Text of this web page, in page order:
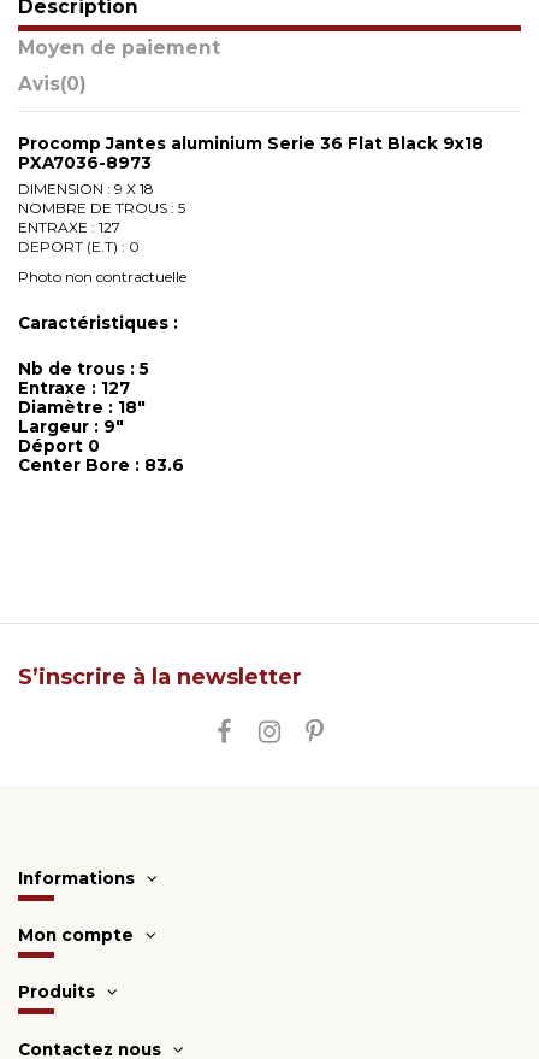
Description
Moyen de paiement
Avis(0)
Procomp Jantes aluminium Serie 36 Flat Black 9x18
PXA7036-8973
DIMENSION : 9 X 18
NOMBRE DE TROUS : 5
ENTRAXE : 127
DEPORT (E.T) : 0
Photo non contractuelle
Caractéristiques :
Nb de trous : 5
Entraxe : 127
Diamètre : 18"
Largeur : 9"
Déport 0
Center Bore : 83.6
S’inscrire à la newsletter
Informations
Mon compte
Produits
Contactez nous